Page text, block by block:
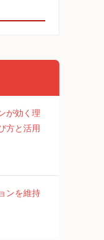
が効く理
方と活用
ンを維持